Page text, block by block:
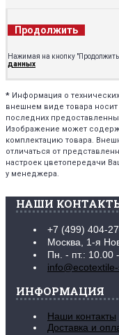
Продолжить
Нажимая на кнопку
данных
* Информация о
внешнем виде товара
последних
Изображение может
комплектацию товара.
отличаться от
настроек цветопередачи
у менеджера.
НАШИ
+7 (499) 404-
Москва, 1-я
Пн. - пт.: 10.00
ИНФОРМАЦИЯ
Наши контакты
Доставка и